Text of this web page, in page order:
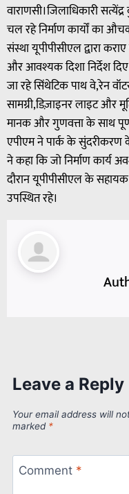
वाराणसी।जिलाधिकारी
चल रहे निर्माण कार्यों का
संस्था यूपीपीसीएल द्वारा
और आवश्यक दिशा निर्देश
जा रहे सिंथेटिक पाथ वे,रेन
सामग्री,डिज़ाइनर लाइट और
मानक और गुणवत्ता के साथ
एपीएम ने पार्क के सुंदरीकरण
ने कहा कि जो निर्माण कार्य
दौरान यूपीपीसीएल के
उपस्थित रहे।
Leave a Reply
Your email address will
marked *
Comment *